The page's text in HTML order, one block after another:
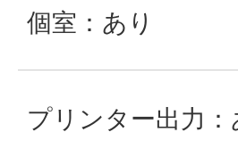
個室：あり
プリンター出力